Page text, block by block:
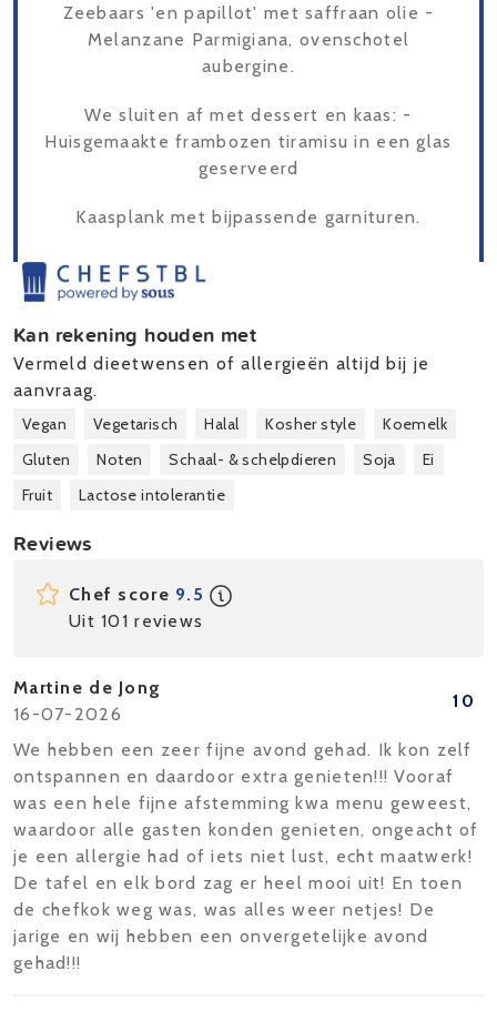
Zeebaars 'en papillot' met saffraan olie -
Melanzane Parmigiana, ovenschotel
aubergine.
We sluiten af met dessert en kaas: -
Huisgemaakte frambozen tiramisu in een glas
geserveerd
Kaasplank met bijpassende garnituren.
Kan rekening houden met
Vermeld dieetwensen of allergieën altijd bij je
aanvraag.
Vegan Vegetarisch Halal Kosher style
Koemelk
Gluten
Noten Schaal- & schelpdieren Soja
Ei
Fruit
Lactose intolerantie
Reviews
Chef score 9.5
Uit 101 reviews
Martine de Jong
16-07-2026
10
We hebben een zeer fijne avond gehad. Ik kon zelf
ontspannen en daardoor extra genieten!!! Vooraf
was een hele fijne afstemming kwa menu geweest,
waardoor alle gasten konden genieten, ongeacht of
je een allergie had of iets niet lust, echt maatwerk!
De tafel en elk bord zag er heel mooi uit! En toen
de chefkok weg was, was alles weer netjes! De
jarige en wij hebben een onvergetelijke avond
gehad!!!